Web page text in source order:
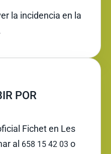
la incidencia en la
POR
Fichet en Les
al 658 15 42 03 o